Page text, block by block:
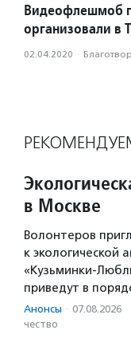
Видеофлешмоб
организовали в
02.04.2020 ·
в Москве
Волонтеров
к экологической
«Кузьминки-
приведут в
Анонсы · 07.08.2026 ·
чест­во